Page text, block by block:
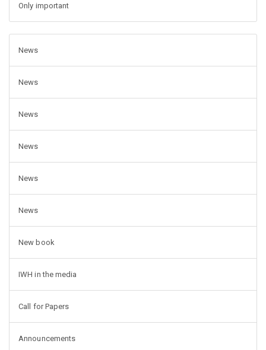
Only important
News
News
News
News
News
News
New book
IWH in the media
Call for Papers
Announcements